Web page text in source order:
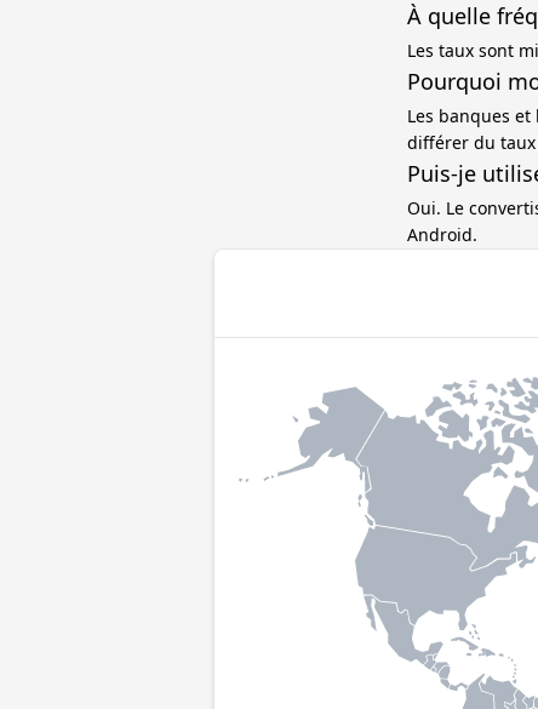
À quelle
Les taux sont
Pourquoi
Les banques
différer du
Puis-je
Oui. Le
Android.